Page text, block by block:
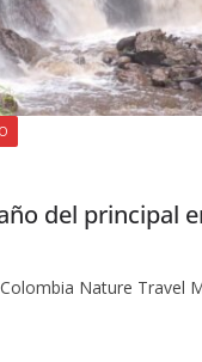
del principal
Nature Travel